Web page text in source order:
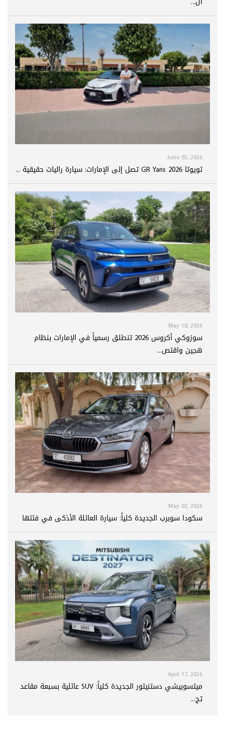
June 05, 2026
تويوتا GR Yaris 2026 تصل إلى الإمارات: سيارة راليات حقيقية ...
May 18, 2026
سوزوكي أكروس 2026 تنطلق رسمياً في الإمارات بنظام
هجين واقتص...
May 02, 2026
سكودا سوبرب الجديدة كلياً: سيارة العائلة الأذكى في فئتها
April 17, 2026
ميتسوبيشي دستنيتور الجديدة كلياً: SUV عائلية بسبعة مقاعد
تج...